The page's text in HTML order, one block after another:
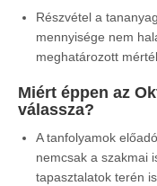
Részvétel a
mennyisége nem
meghatározott
Miért éppen az
válassza?
A tanfolyamok
nemcsak a szakmai
tapasztalatok terén